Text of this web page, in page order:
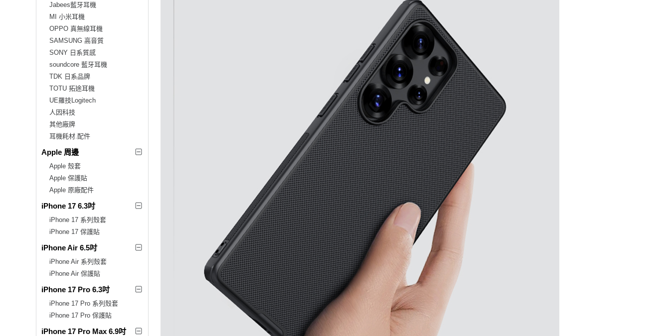
Jabees藍牙耳機
MI 小米耳機
OPPO 真無線耳機
SAMSUNG 高音質
SONY 日系質感
soundcore 藍牙耳機
TDK 日系品牌
TOTU 拓途耳機
UE羅技Logitech
人因科技
其他廠牌
耳機耗材.配件
Apple 周邊
Apple 殼套
Apple 保護貼
Apple 原廠配件
iPhone 17 6.3吋
iPhone 17 系列殼套
iPhone 17 保護貼
iPhone Air 6.5吋
iPhone Air 系列殼套
iPhone Air 保護貼
iPhone 17 Pro 6.3吋
iPhone 17 Pro 系列殼套
iPhone 17 Pro 保護貼
iPhone 17 Pro Max 6.9吋